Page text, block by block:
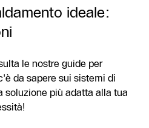
ideale:
le nostre guide per
da sapere sui sistemi di
soluzione più adatta alla tua